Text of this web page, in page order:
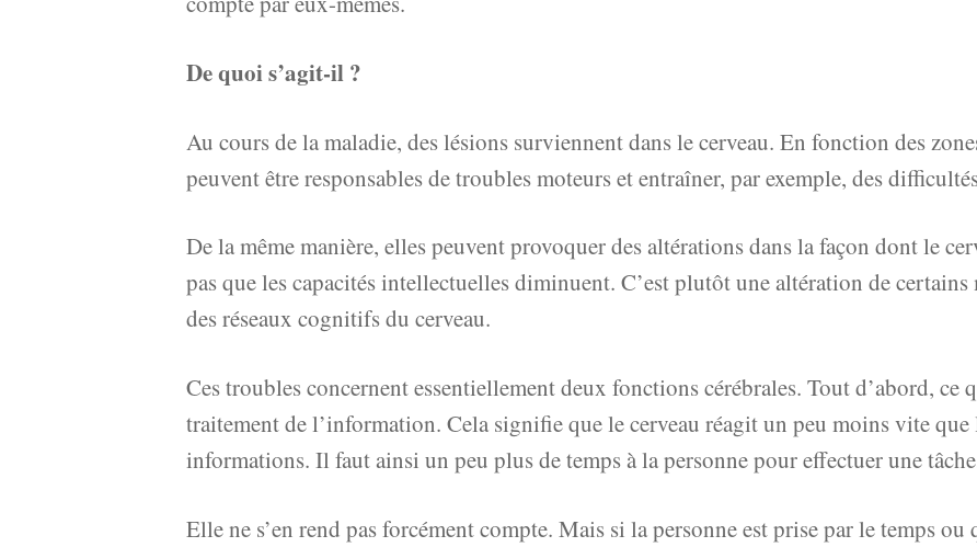
De quoi s’agit-il ?
Au cours de la maladie, des lésions surviennent dans le cerveau. En fonction des
peuvent être responsables de troubles moteurs et entraîner, par exemple, des
De la même manière, elles peuvent provoquer des altérations dans la façon dont le
pas que les capacités intellectuelles diminuent. C’est plutôt une altération de
des réseaux cognitifs du cerveau.
Ces troubles concernent essentiellement deux fonctions cérébrales. Tout d’abord, ce
traitement de l’information. Cela signifie que le cerveau réagit un peu moins vite
informations. Il faut ainsi un peu plus de temps à la personne pour effectuer une
Elle ne s’en rend pas forcément compte. Mais si la personne est prise par le temps